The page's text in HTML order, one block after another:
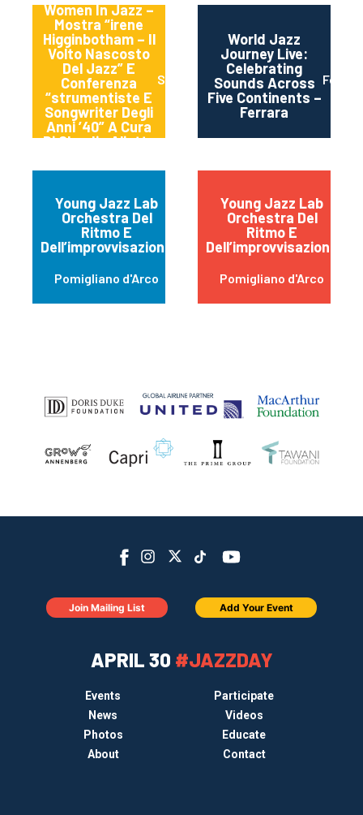
Women In Jazz –
Mostra “irene
Higginbotham – Il
Volto Nascosto
Del Jazz” E
Conferenza
“strumentiste E
Songwriter Degli
Anni ’40” A Cura
Di Claudia Aliotta
Spoleto
World Jazz
Journey Live:
Celebrating
Sounds Across
Five Continents –
Ferrara
Young Jazz Lab
Orchestra Del
Ritmo E
Dell’improvvisazione
Pomigliano d'Arco
Young Jazz Lab
Orchestra Del
Ritmo E
Dell’improvvisazione
Pomigliano d'Arco
APRIL 30 #JAZZDAY
Events
Participate
News
Videos
Photos
Educate
About
Contact
Join Mailing List Add Your Event